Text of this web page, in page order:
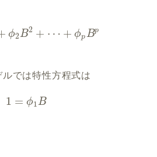
ϕ2B2 + ⋯ + ϕpBp
では特性方程式は
1 = ϕ1B